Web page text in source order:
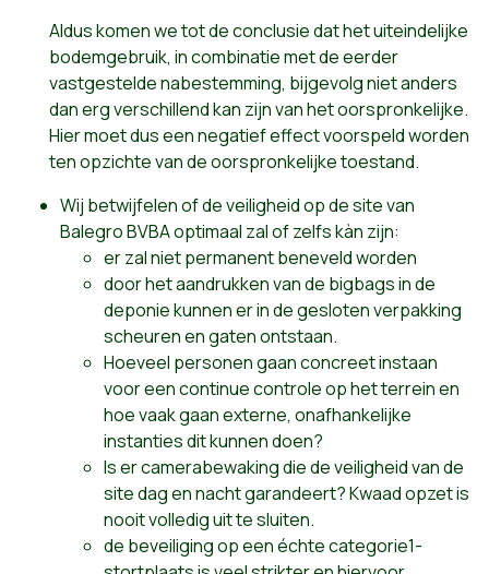
Aldus komen we tot de conclusie dat het uiteindelijke
bodemgebruik, in combinatie met de eerder
vastgestelde nabestemming, bijgevolg niet anders
dan erg verschillend kan zijn van het oorspronkelijke.
Hier moet dus een negatief effect voorspeld worden
ten opzichte van de oorspronkelijke toestand.
Wij betwijfelen of de veiligheid op de site van
Balegro BVBA optimaal zal of zelfs kàn zijn:
er zal niet permanent beneveld worden
door het aandrukken van de bigbags in de
deponie kunnen er in de gesloten verpakking
scheuren en gaten ontstaan.
Hoeveel personen gaan concreet instaan
voor een continue controle op het terrein en
hoe vaak gaan externe, onafhankelijke
instanties dit kunnen doen?
Is er camerabewaking die de veiligheid van de
site dag en nacht garandeert? Kwaad opzet is
nooit volledig uit te sluiten.
de beveiliging op een échte categorie1-